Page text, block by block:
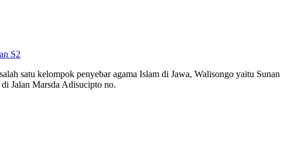
S2
satu kelompok penyebar agama Islam di Jawa, Walisongo yaitu Sunan
Jalan Marsda Adisucipto no.